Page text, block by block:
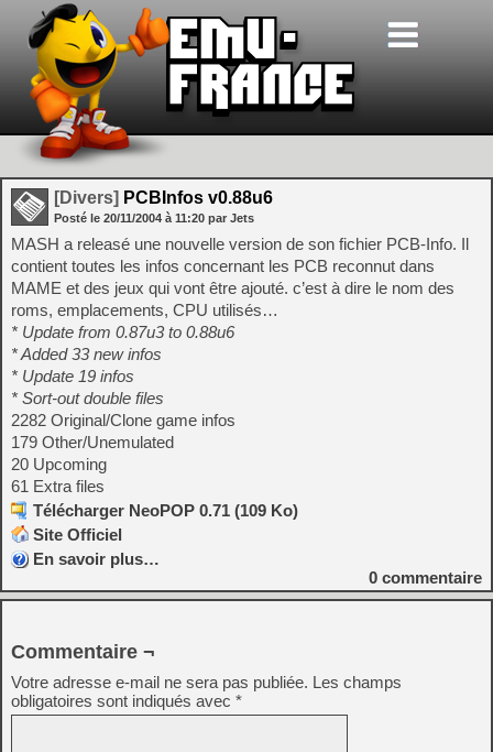
[Divers] PCBInfos v0.88u6
Posté le 20/11/2004 à 11:20 par Jets
MASH a releasé une nouvelle version de son fichier PCB-Info. Il
contient toutes les infos concernant les PCB reconnut dans
MAME et des jeux qui vont être ajouté. c’est à dire le nom des
roms, emplacements, CPU utilisés…
* Update from 0.87u3 to 0.88u6
* Added 33 new infos
* Update 19 infos
* Sort-out double files
2282 Original/Clone game infos
179 Other/Unemulated
20 Upcoming
61 Extra files
Télécharger NeoPOP 0.71 (109 Ko)
Site Officiel
En savoir plus…
0 commentaire
Commentaire ¬
Votre adresse e-mail ne sera pas publiée. Les champs
obligatoires sont indiqués avec *